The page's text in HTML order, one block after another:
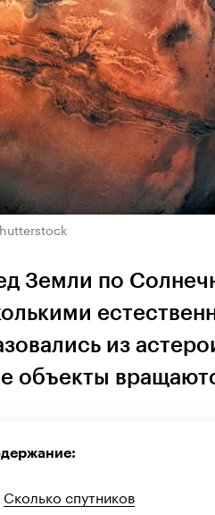
Земли по
из
объекты
Сколько спутников